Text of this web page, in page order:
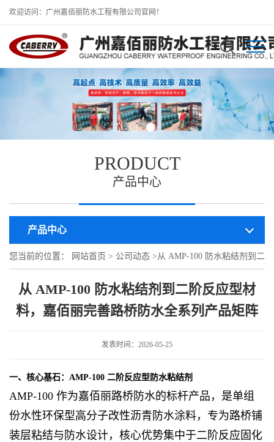
欢迎访问：广州嘉佰丽防水工程有限公司官网！
PRODUCT
产品中心
产品中心
您当前的位置： 网站首页 > 公司动态 > 从 AMP-100 防水粘结剂到二
阶反应型材料，嘉佰丽完善路桥防水全系列产品矩阵
从 AMP-100 防水粘结剂到二阶反应型材
料，嘉佰丽完善路桥防水全系列产品矩阵
发表时间：2026-05-25
一、核心基石：AMP-100 二阶反应型防水粘结剂
AMP-100 作为嘉佰丽路桥防水的标杆产品，是单组
份水性环保型高分子改性沥青防水涂料，专为路桥铺
装层粘结与防水设计，核心优势集中于二阶反应固化